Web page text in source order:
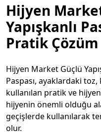
Hijyen
Yapışkanlı
Pratik Çözüm
Hijyen Market Güçlü
Paspası, ayaklardaki
kullanılan pratik ve
hijyenin önemli olduğu
geçişlerde kullanılarak
olur.